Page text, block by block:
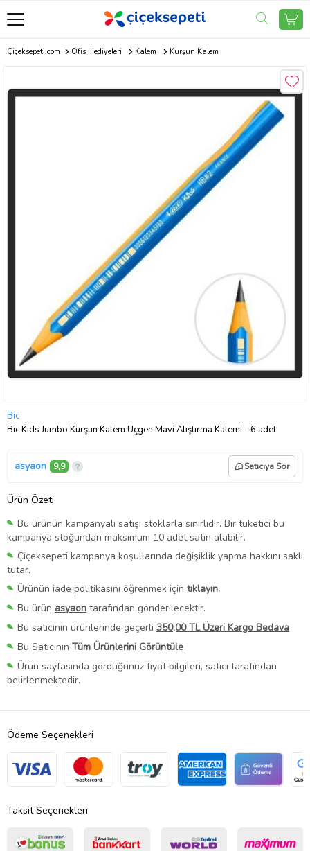
Çiçeksepeti.com Ofis Hediyeleri Kalem Kurşun Kalem
Bic
Bic Kids Jumbo Kurşun Kalem Üçgen Mavi Alıştırma Kalemi - 6 adet
asyaon 9,9 Satıcıya Sor
Ürün Özeti
Bu ürünün kampanyalı satışı stoklarla sınırlıdır. Bir tüketici bu
kampanya stoğundan maksimum 10 adet satın alabilir.
Çiçeksepeti kampanya koşullarında değişiklik yapma hakkını saklı
tutar.
Ürünün iade politikasını öğrenmek için tıklayın.
Bu ürün asyaon tarafından gönderilecektir.
Bu satıcının ürünlerinde geçerli 350,00 TL Üzeri Kargo Bedava
Bu Satıcının Tüm Ürünlerini Görüntüle
Ürün sayfasında gördüğünüz fiyat bilgileri, satıcı tarafından
belirlenmektedir.
Ödeme Seçenekleri
Taksit Seçenekleri